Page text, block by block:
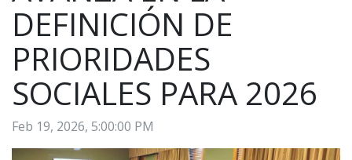
DEFINICIÓN DE
PRIORIDADES
SOCIALES PARA 2026
Feb 19, 2026, 5:00:00 PM